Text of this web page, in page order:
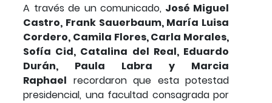
A través de un comunicado, José Miguel
Castro, Frank Sauerbaum, María Luisa
Cordero, Camila Flores, Carla Morales,
Sofía Cid, Catalina del Real, Eduardo
Durán, Paula Labra y Marcia
Raphael recordaron que esta potestad
presidencial, una facultad consagrada por